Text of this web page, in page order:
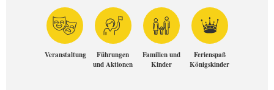
Veranstaltung
Führungen
und Aktionen
Familien und
Kinder
Ferienspaß
Königskinder